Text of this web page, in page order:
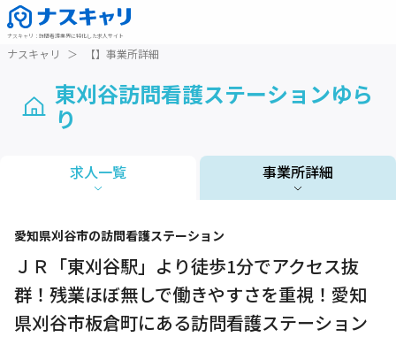
ナスキャリ ： 訪問看護業界に特化した求人サイト
ナスキャリ ＞ 【】事業所詳細
東刈谷訪問看護ステーションゆら
り
求人一覧 事業所詳細
1 / 1
愛知県刈谷市の訪問看護ステーション
ＪＲ「東刈谷駅」より徒歩1分でアクセス抜
群！残業ほぼ無しで働きやすさを重視！愛知
県刈谷市板倉町にある訪問看護ステーション